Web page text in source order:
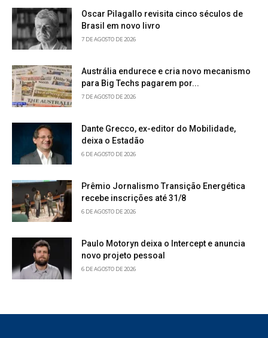
Oscar Pilagallo revisita cinco séculos de
Brasil em novo livro
7 DE AGOSTO DE 2026
Austrália endurece e cria novo mecanismo
para Big Techs pagarem por...
7 DE AGOSTO DE 2026
Dante Grecco, ex-editor do Mobilidade,
deixa o Estadão
6 DE AGOSTO DE 2026
Prêmio Jornalismo Transição Energética
recebe inscrições até 31/8
6 DE AGOSTO DE 2026
Paulo Motoryn deixa o Intercept e anuncia
novo projeto pessoal
6 DE AGOSTO DE 2026